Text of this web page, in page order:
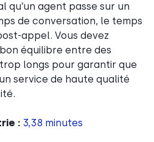
qu’un agent passe sur un
de conversation, le temps
appel. Vous devez
équilibre entre des
longs pour garantir que
service de haute qualité
: 3,38 minutes